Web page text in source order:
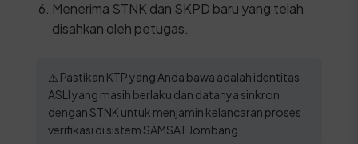
Menerima STNK dan SKPD baru yang telah
disahkan oleh petugas.
⚠️ Pastikan KTP yang Anda bawa adalah identitas
ASLI yang masih berlaku dan datanya sinkron
dengan STNK untuk menjamin kelancaran proses
verifikasi di sistem SAMSAT Jombang.